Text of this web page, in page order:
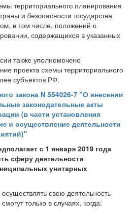
территориального планирования
и безопасности государства
в том числе, положений о
содержащихся в указанных
также уполномочено
проекта схемы территориального
субъектов РФ.
закона N 554026-7 "О внесении
законодательные акты
(в части установления
и осуществление деятельности
с 1 января 2019 года
сферу деятельности
унитарных
свою деятельность
только в случаях, когда: